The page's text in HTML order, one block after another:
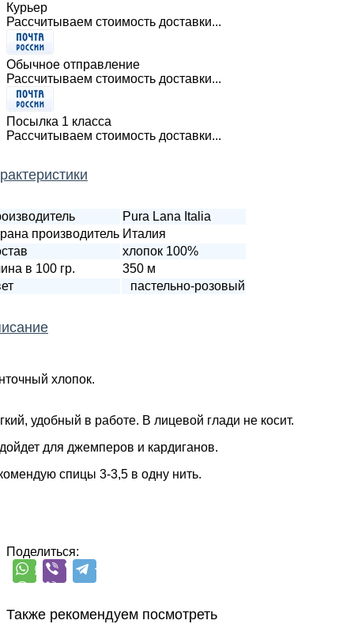
Курьер
Рассчитываем стоимость доставки...
Обычное отправление
Рассчитываем стоимость доставки...
Посылка 1 класса
Рассчитываем стоимость доставки...
Pura Lana Italia
производитель Италия
хлопок 100%
в 100 гр.
350 м
пастельно-розовый
хлопок.
удобный в работе. В лицевой глади не косит.
для джемперов и кардиганов.
спицы 3-3,5 в одну нить.
Поделиться:
Также рекомендуем посмотреть